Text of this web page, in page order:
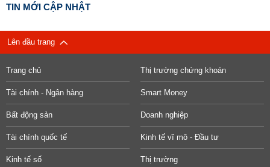
TIN MỚI CẬP NHẬT
Lên đầu trang
Trang chủ Thị trường chứng khoán
Tài chính - Ngân hàng Smart Money
Bất động sản Doanh nghiệp
Tài chính quốc tế Kinh tế vĩ mô - Đầu tư
Kinh tế số Thị trường